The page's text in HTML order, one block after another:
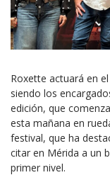
Roxette actuará en
siendo los
edición, que
esta mañana en
festival, que ha
citar en Mérida a un
primer nivel.